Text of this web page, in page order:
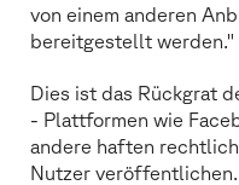
von einem anderen
bereitgestellt werden."
Dies ist das Rückgrat
- Plattformen wie
andere haften
Nutzer veröffentlichen.